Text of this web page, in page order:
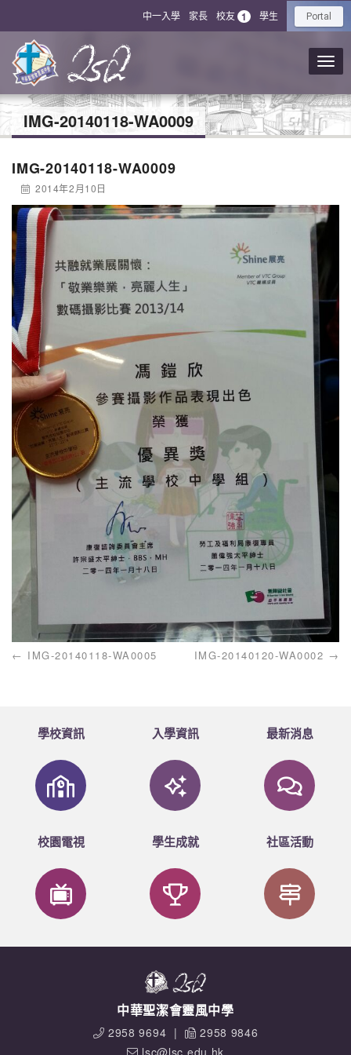
中一入學 家長 校友 1 學生 Portal
IMG-20140118-WA0009
IMG-20140118-WA0009
2014年2月10日
IMG-20140118-WA0005 IMG-20140120-WA0002
學校資訊 入學資訊 最新消息
校園電視 學生成就 社區活動
中華聖潔會靈風中學
2958 9694 |
2958 9846